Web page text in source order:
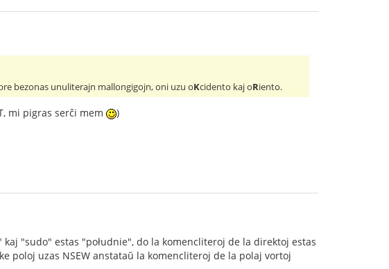
bezonas unuliterajn mallongigojn, oni uzu oKcidento kaj oRiento.
mi pigras serĉi mem )
kaj "sudo" estas "południe", do la komencliteroj de la direktoj estas
poloj uzas NSEW anstataŭ la komencliteroj de la polaj vortoj